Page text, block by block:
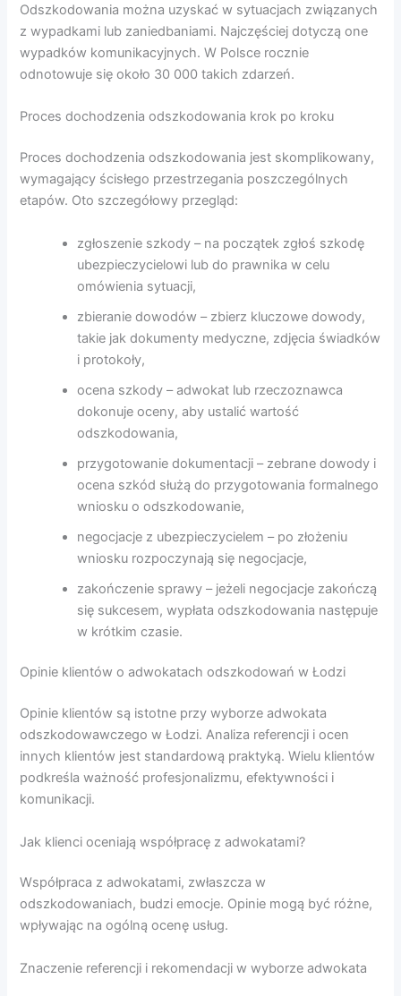
Odszkodowania można uzyskać w sytuacjach związanych
z wypadkami lub zaniedbaniami. Najczęściej dotyczą one
wypadków komunikacyjnych. W Polsce rocznie
odnotowuje się około 30 000 takich zdarzeń.
Proces dochodzenia odszkodowania krok po kroku
Proces dochodzenia odszkodowania jest skomplikowany,
wymagający ścisłego przestrzegania poszczególnych
etapów. Oto szczegółowy przegląd:
zgłoszenie szkody – na początek zgłoś szkodę
ubezpieczycielowi lub do prawnika w celu
omówienia sytuacji,
zbieranie dowodów – zbierz kluczowe dowody,
takie jak dokumenty medyczne, zdjęcia świadków
i protokoły,
ocena szkody – adwokat lub rzeczoznawca
dokonuje oceny, aby ustalić wartość
odszkodowania,
przygotowanie dokumentacji – zebrane dowody i
ocena szkód służą do przygotowania formalnego
wniosku o odszkodowanie,
negocjacje z ubezpieczycielem – po złożeniu
wniosku rozpoczynają się negocjacje,
zakończenie sprawy – jeżeli negocjacje zakończą
się sukcesem, wypłata odszkodowania następuje
w krótkim czasie.
Opinie klientów o adwokatach odszkodowań w Łodzi
Opinie klientów są istotne przy wyborze adwokata
odszkodowawczego w Łodzi. Analiza referencji i ocen
innych klientów jest standardową praktyką. Wielu klientów
podkreśla ważność profesjonalizmu, efektywności i
komunikacji.
Jak klienci oceniają współpracę z adwokatami?
Współpraca z adwokatami, zwłaszcza w
odszkodowaniach, budzi emocje. Opinie mogą być różne,
wpływając na ogólną ocenę usług.
Znaczenie referencji i rekomendacji w wyborze adwokata